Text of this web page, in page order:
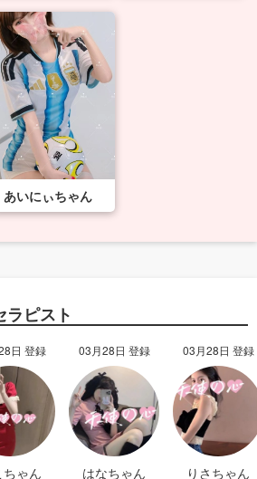
あいにぃちゃん
ピスト
日 登録
ちゃん
03月28日 登録
はなちゃん
03月28日 登録
りさちゃん